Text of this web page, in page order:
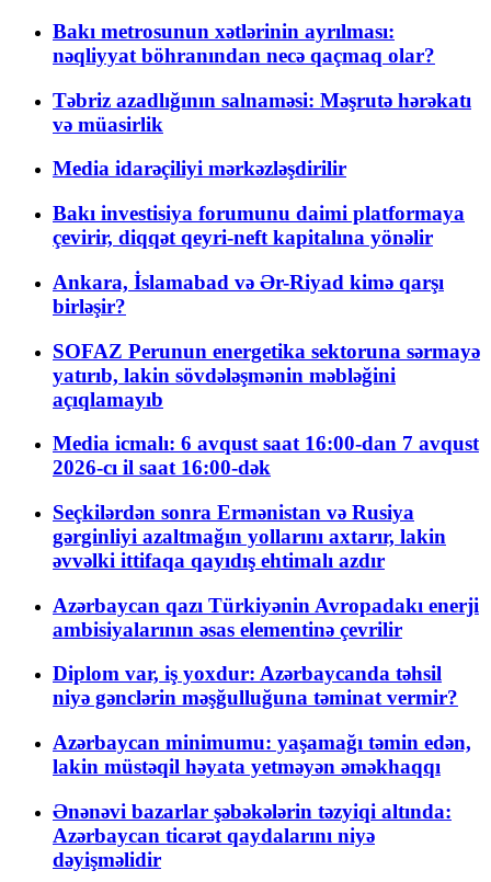
Bakı metrosunun xətlərinin ayrılması:
nəqliyyat böhranından necə qaçmaq olar?
Təbriz azadlığının salnaməsi: Məşrutə hərəkatı
və müasirlik
Media idarəçiliyi mərkəzləşdirilir
Bakı investisiya forumunu daimi platformaya
çevirir, diqqət qeyri-neft kapitalına yönəlir
Ankara, İslamabad və Ər-Riyad kimə qarşı
birləşir?
SOFAZ Perunun energetika sektoruna sərmayə
yatırıb, lakin sövdələşmənin məbləğini
açıqlamayıb
Media icmalı: 6 avqust saat 16:00-dan 7 avqust
2026-cı il saat 16:00-dək
Seçkilərdən sonra Ermənistan və Rusiya
gərginliyi azaltmağın yollarını axtarır, lakin
əvvəlki ittifaqa qayıdış ehtimalı azdır
Azərbaycan qazı Türkiyənin Avropadakı enerji
ambisiyalarının əsas elementinə çevrilir
Diplom var, iş yoxdur: Azərbaycanda təhsil
niyə gənclərin məşğulluğuna təminat vermir?
Azərbaycan minimumu: yaşamağı təmin edən,
lakin müstəqil həyata yetməyən əməkhaqqı
Ənənəvi bazarlar şəbəkələrin təzyiqi altında:
Azərbaycan ticarət qaydalarını niyə
dəyişməlidir